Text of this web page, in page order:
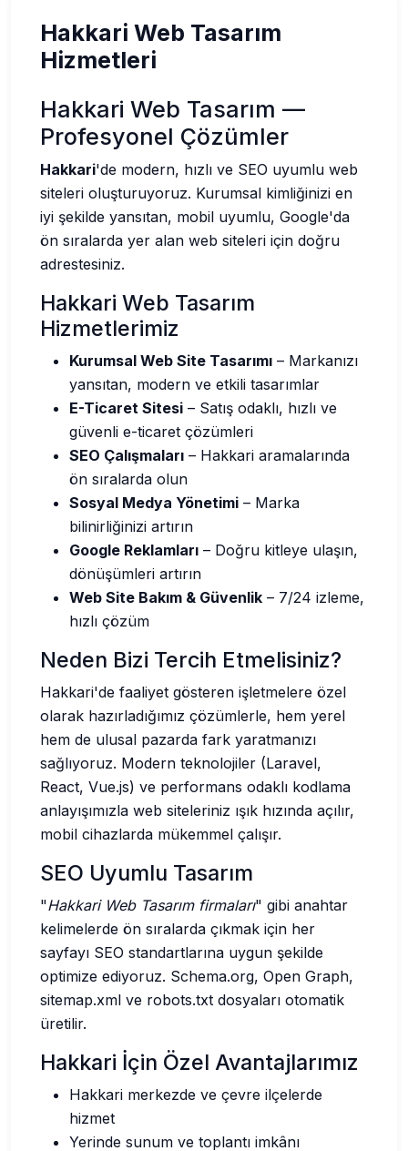
Hakkari Web Tasarım
Hizmetleri
Hakkari Web Tasarım —
Profesyonel Çözümler
Hakkari'de modern, hızlı ve SEO uyumlu web
siteleri oluşturuyoruz. Kurumsal kimliğinizi en
iyi şekilde yansıtan, mobil uyumlu, Google'da
ön sıralarda yer alan web siteleri için doğru
adrestesiniz.
Hakkari Web Tasarım
Hizmetlerimiz
Kurumsal Web Site Tasarımı – Markanızı
yansıtan, modern ve etkili tasarımlar
E-Ticaret Sitesi – Satış odaklı, hızlı ve
güvenli e-ticaret çözümleri
SEO Çalışmaları – Hakkari aramalarında
ön sıralarda olun
Sosyal Medya Yönetimi – Marka
bilinirliğinizi artırın
Google Reklamları – Doğru kitleye ulaşın,
dönüşümleri artırın
Web Site Bakım & Güvenlik – 7/24 izleme,
hızlı çözüm
Neden Bizi Tercih Etmelisiniz?
Hakkari'de faaliyet gösteren işletmelere özel
olarak hazırladığımız çözümlerle, hem yerel
hem de ulusal pazarda fark yaratmanızı
sağlıyoruz. Modern teknolojiler (Laravel,
React, Vue.js) ve performans odaklı kodlama
anlayışımızla web siteleriniz ışık hızında açılır,
mobil cihazlarda mükemmel çalışır.
SEO Uyumlu Tasarım
"Hakkari Web Tasarım firmaları" gibi anahtar
kelimelerde ön sıralarda çıkmak için her
sayfayı SEO standartlarına uygun şekilde
optimize ediyoruz. Schema.org, Open Graph,
sitemap.xml ve robots.txt dosyaları otomatik
üretilir.
Hakkari İçin Özel Avantajlarımız
Hakkari merkezde ve çevre ilçelerde
hizmet
Yerinde sunum ve toplantı imkânı